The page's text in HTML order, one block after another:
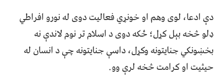
دې ادعا، لوی وهم او خونړي فعالیت دوی له نورو افراطي
ډلو څخه بېل کړل؛ ځکه دوی د اسلام تر نوم لاندې نه
بخښونکي جنایتونه وکړل، داسې جنایتونه چې د انسان له
حیثیت او کرامت څخه لرې وو.